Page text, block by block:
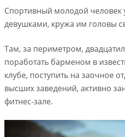
Спортивный молодой человек
девушками, кружа им головы
Там, за периметром,
поработать барменом в
клубе, поступить на заочное
высших заведений, активно
фитнес-зале.